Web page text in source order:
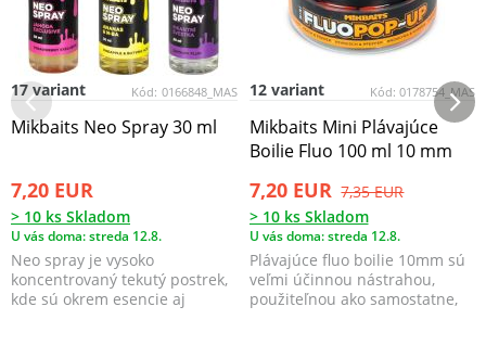
Kód: 0166848_MAS
17 variant
Mikbaits Neo Spray 30 ml
7,20 EUR
> 10 ks Skladom
U vás doma: streda 12.8.
Neo spray je vysoko
koncentrovaný tekutý postrek,
kde sú okrem esencie aj
Kód: 0178754_MAS
12 variant
Mikbaits Mini Plávajúce
Boilie Fluo 100 ml 10 mm
7,20 EUR 7,35 EUR
> 10 ks Skladom
U vás doma: streda 12.8.
Plávajúce fluo boilie 10mm sú
veľmi účinnou nástrahou,
použiteľnou ako samostatne,